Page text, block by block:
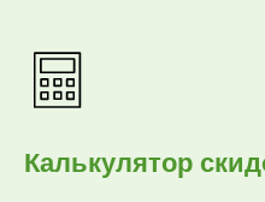
Калькулятор